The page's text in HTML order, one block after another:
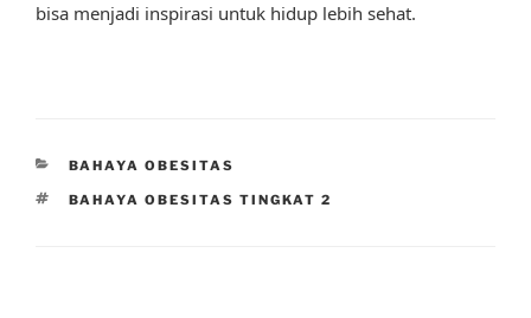
bisa menjadi inspirasi untuk hidup lebih sehat.
CATEGORIES
BAHAYA OBESITAS
TAGS
BAHAYA OBESITAS TINGKAT 2